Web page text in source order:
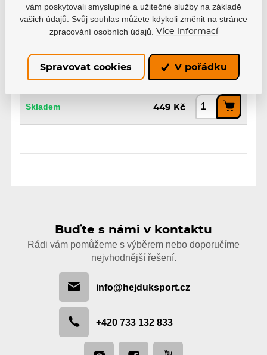
Senior, 80, S, WH26
EAN: 1700000069135
Senior, 90, M, WH26
Skladem 449 Kč
Buďte s námi v kontaktu
Rádi vám pomůžeme s výběrem nebo doporučíme
nejvhodnější řešení.
info@hejduksport.cz
+420 733 132 833
vám poskytovali smysluplné a užitečné služby na základě
vašich údajů. Svůj souhlas můžete kdykoli změnit na stránce
zpracování osobních údajů.
Více informací
Spravovat cookies V pořádku